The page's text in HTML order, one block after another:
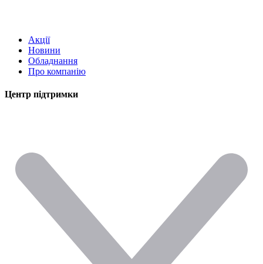
Акції
Новини
Обладнання
Про компанію
Центр підтримки